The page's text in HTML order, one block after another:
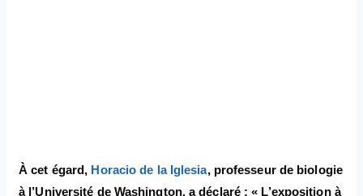
À cet égard, Horacio de la Iglesia, professeur de biologie
à l’Université de Washington, a déclaré : « L’exposition à